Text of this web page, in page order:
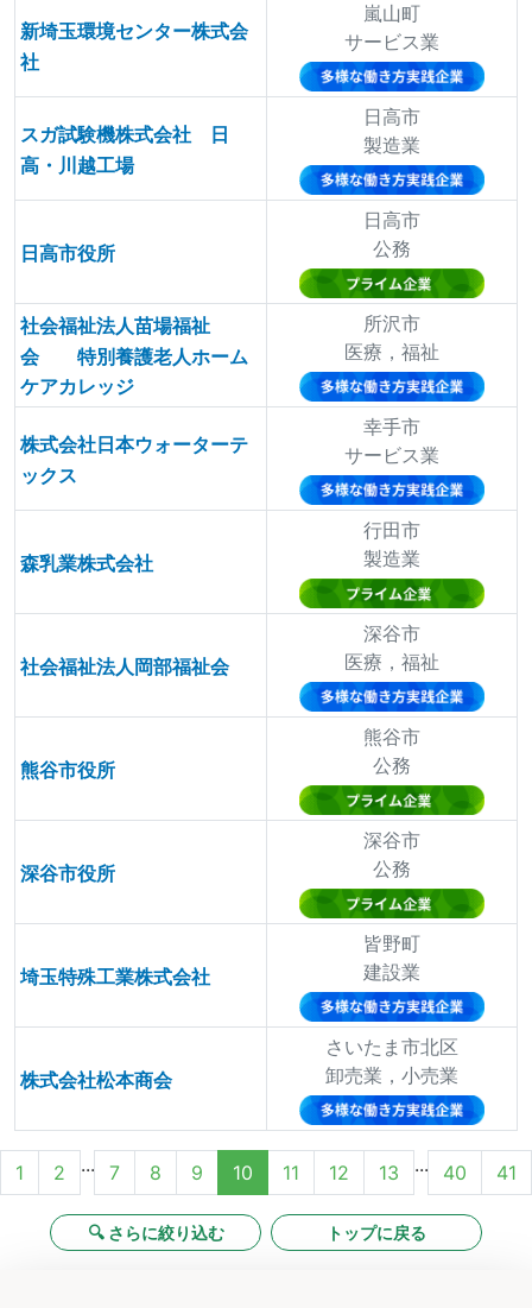
新埼玉環境センター株式会
社
嵐山町
サービス業
スガ試験機株式会社 日
高・川越工場
日高市
製造業
日高市役所
日高市
公務
社会福祉法人苗場福祉
会 特別養護老人ホーム
ケアカレッジ
所沢市
医療，福祉
株式会社日本ウォーターテ
ックス
幸手市
サービス業
森乳業株式会社
行田市
製造業
社会福祉法人岡部福祉会
深谷市
医療，福祉
熊谷市役所
熊谷市
公務
深谷市役所
深谷市
公務
埼玉特殊工業株式会社
皆野町
建設業
株式会社松本商会
さいたま市北区
卸売業，小売業
1 2 ... 7 8 9 10 11 12 13 ... 40 41
🔍 さらに絞り込む トップに戻る